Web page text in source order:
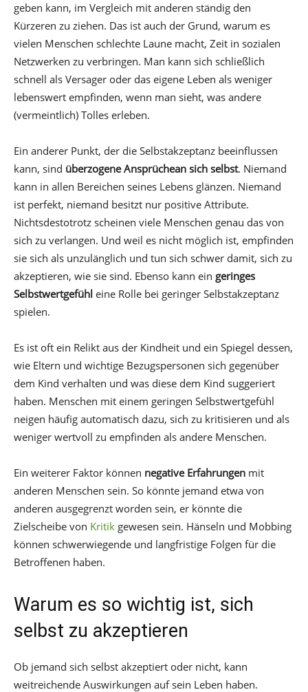
geben kann, im Vergleich mit anderen ständig den
Kürzeren zu ziehen. Das ist auch der Grund, warum es
vielen Menschen schlechte Laune macht, Zeit in sozialen
Netzwerken zu verbringen. Man kann sich schließlich
schnell als Versager oder das eigene Leben als weniger
lebenswert empfinden, wenn man sieht, was andere
(vermeintlich) Tolles erleben.
Ein anderer Punkt, der die Selbstakzeptanz beeinflussen
kann, sind überzogene Ansprüchean sich selbst. Niemand
kann in allen Bereichen seines Lebens glänzen. Niemand
ist perfekt, niemand besitzt nur positive Attribute.
Nichtsdestotrotz scheinen viele Menschen genau das von
sich zu verlangen. Und weil es nicht möglich ist, empfinden
sie sich als unzulänglich und tun sich schwer damit, sich zu
akzeptieren, wie sie sind. Ebenso kann ein geringes
Selbstwertgefühl eine Rolle bei geringer Selbstakzeptanz
spielen.
Es ist oft ein Relikt aus der Kindheit und ein Spiegel dessen,
wie Eltern und wichtige Bezugspersonen sich gegenüber
dem Kind verhalten und was diese dem Kind suggeriert
haben. Menschen mit einem geringen Selbstwertgefühl
neigen häufig automatisch dazu, sich zu kritisieren und als
weniger wertvoll zu empfinden als andere Menschen.
Ein weiterer Faktor können negative Erfahrungen mit
anderen Menschen sein. So könnte jemand etwa von
anderen ausgegrenzt worden sein, er könnte die
Zielscheibe von Kritik gewesen sein. Hänseln und Mobbing
können schwerwiegende und langfristige Folgen für die
Betroffenen haben.
Warum es so wichtig ist, sich
selbst zu akzeptieren
Ob jemand sich selbst akzeptiert oder nicht, kann
weitreichende Auswirkungen auf sein Leben haben.